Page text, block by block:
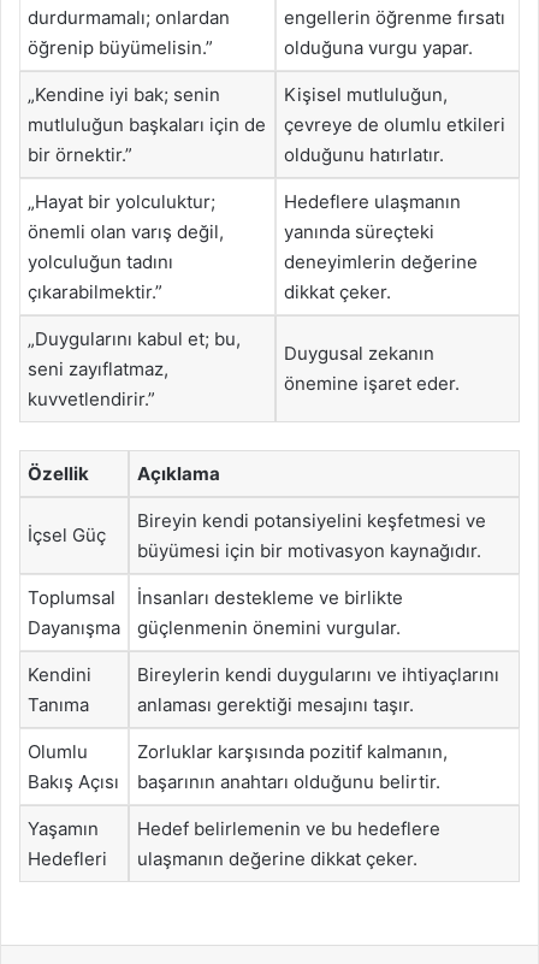
durdurmamalı; onlardan
öğrenip büyümelisin.”
engellerin öğrenme fırsatı
olduğuna vurgu yapar.
„Kendine iyi bak; senin
mutluluğun başkaları için de
bir örnektir.”
Kişisel mutluluğun,
çevreye de olumlu etkileri
olduğunu hatırlatır.
„Hayat bir yolculuktur;
önemli olan varış değil,
yolculuğun tadını
çıkarabilmektir.”
Hedeflere ulaşmanın
yanında süreçteki
deneyimlerin değerine
dikkat çeker.
„Duygularını kabul et; bu,
seni zayıflatmaz,
kuvvetlendirir.”
Duygusal zekanın
önemine işaret eder.
Özellik Açıklama
İçsel Güç
Bireyin kendi potansiyelini keşfetmesi ve
büyümesi için bir motivasyon kaynağıdır.
Toplumsal
Dayanışma
İnsanları destekleme ve birlikte
güçlenmenin önemini vurgular.
Kendini
Tanıma
Bireylerin kendi duygularını ve ihtiyaçlarını
anlaması gerektiği mesajını taşır.
Olumlu
Bakış Açısı
Zorluklar karşısında pozitif kalmanın,
başarının anahtarı olduğunu belirtir.
Yaşamın
Hedefleri
Hedef belirlemenin ve bu hedeflere
ulaşmanın değerine dikkat çeker.